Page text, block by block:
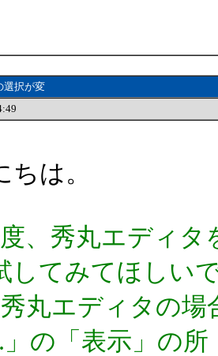
選択が変
ちは。
、秀丸エディタ
してみてほしい
丸エディタの
の「表示」の所